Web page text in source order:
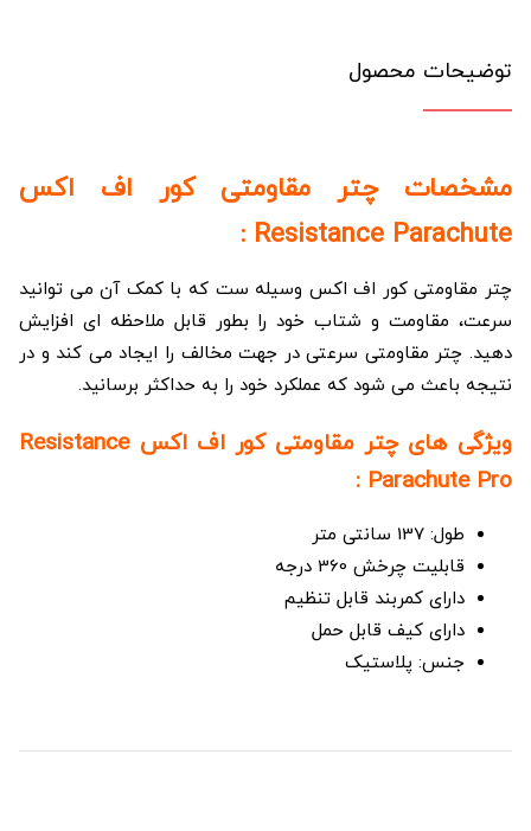
توضیحات محصول
مشخصات چتر مقاومتی کور اف اکس
Resistance Parachute :
چتر مقاومتی کور اف اکس وسیله ست که با کمک آن می ‌توانید
سرعت، مقاومت و شتاب خود را بطور قابل ملاحظه ‌ای افزایش
دهید. چتر مقاومتی سرعتی در جهت مخالف را ایجاد می کند و در
نتیجه باعث می شود که عملکرد خود را به حداکثر برسانید.
ویژگی های چتر مقاومتی کور اف اکس Resistance
Parachute Pro :
طول: 137 سانتی متر
قابلیت چرخش 360 درجه
دارای کمربند قابل تنظیم
دارای کیف قابل حمل
جنس: پلاستیک